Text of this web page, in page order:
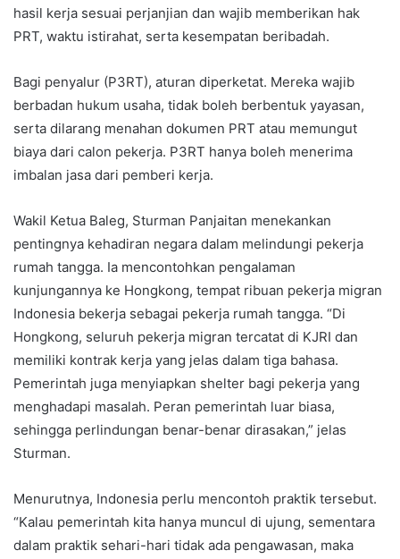
hasil kerja sesuai perjanjian dan wajib memberikan hak
PRT, waktu istirahat, serta kesempatan beribadah.
Bagi penyalur (P3RT), aturan diperketat. Mereka wajib
berbadan hukum usaha, tidak boleh berbentuk yayasan,
serta dilarang menahan dokumen PRT atau memungut
biaya dari calon pekerja. P3RT hanya boleh menerima
imbalan jasa dari pemberi kerja.
Wakil Ketua Baleg, Sturman Panjaitan menekankan
pentingnya kehadiran negara dalam melindungi pekerja
rumah tangga. Ia mencontohkan pengalaman
kunjungannya ke Hongkong, tempat ribuan pekerja migran
Indonesia bekerja sebagai pekerja rumah tangga. “Di
Hongkong, seluruh pekerja migran tercatat di KJRI dan
memiliki kontrak kerja yang jelas dalam tiga bahasa.
Pemerintah juga menyiapkan shelter bagi pekerja yang
menghadapi masalah. Peran pemerintah luar biasa,
sehingga perlindungan benar-benar dirasakan,” jelas
Sturman.
Menurutnya, Indonesia perlu mencontoh praktik tersebut.
“Kalau pemerintah kita hanya muncul di ujung, sementara
dalam praktik sehari-hari tidak ada pengawasan, maka